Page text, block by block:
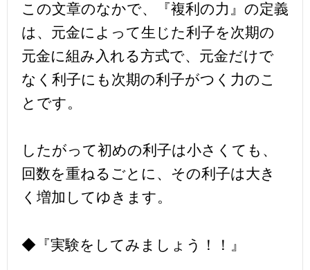
この文章のなかで、『複利の力』の定義
は、元金によって生じた利子を次期の
元金に組み入れる方式で、元金だけで
なく利子にも次期の利子がつく力のこ
とです。
したがって初めの利子は小さくても、
回数を重ねるごとに、その利子は大き
く増加してゆきます。
◆『実験をしてみましょう！！』